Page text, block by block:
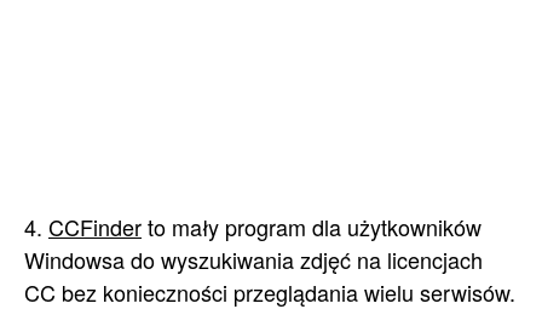
4. CCFinderto mały program dla użytkowników
Windowsa do wyszukiwania zdjęć na licencjach
CC bez konieczności przeglądania wielu serwisów.